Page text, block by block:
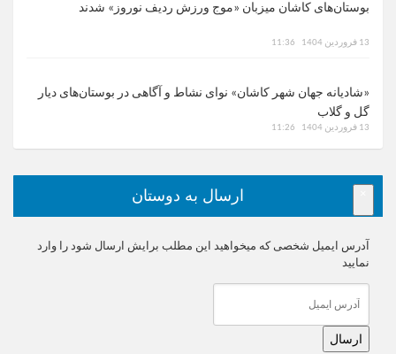
بوستان‌های کاشان میزبان «موج ورزش ردیف نوروز» شدند
13 فروردین 1404 11:36
«شادیانه جهان شهر کاشان» نوای نشاط و آگاهی در بوستان‌های دیار
گل و گلاب
13 فروردین 1404 11:26
ارسال به دوستان
آدرس ایمیل شخصی که میخواهید این مطلب برایش ارسال شود را وارد
نمایید
ارسال